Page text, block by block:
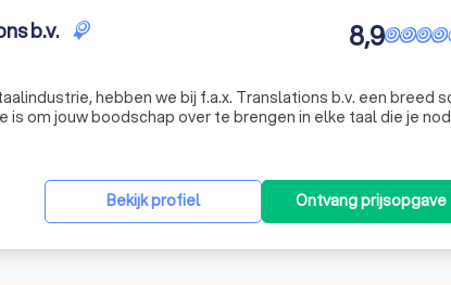
b.v. 8,9
hebben we bij f.a.x. Translations b.v. een breed
is om jouw boodschap over te brengen in elke taal die je
project in 26 verschillende talen wilt vertale
Bekijk profiel Ontvang prijsopgave